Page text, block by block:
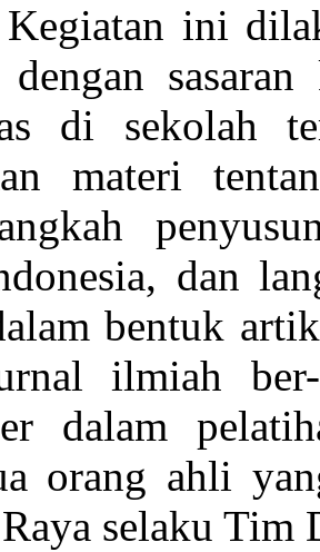
ini
dengan
di sekolah
materi
dan
bentuk
ilmiah
dalam
orang ahli
selaku